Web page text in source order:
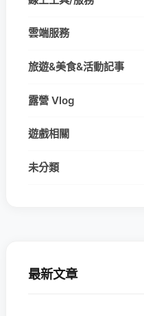
雲端服務
旅遊&美食&活動記事
露營 Vlog
遊戲相關
未分類
最新文章